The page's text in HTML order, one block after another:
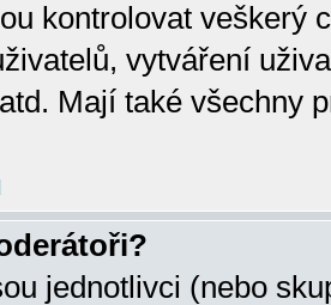
kontrolovat veškerý
vytváření
Mají také všechny
jednotlivci (nebo